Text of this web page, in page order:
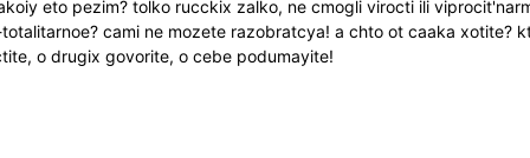
eto pezim? tolko rucckix zalko, ne cmogli virocti ili
cami ne mozete razobratcya! a chto ot caaka xotite?
o drugix govorite, o cebe podumayite!